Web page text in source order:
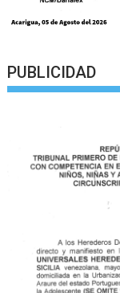
PUBLICIDAD